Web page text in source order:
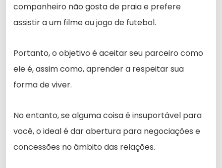
companheiro não gosta de praia e prefere
assistir a um filme ou jogo de futebol.
Portanto, o objetivo é aceitar seu parceiro como
ele é, assim como, aprender a respeitar sua
forma de viver.
No entanto, se alguma coisa é insuportável para
você, o ideal é dar abertura para negociações e
concessões no âmbito das relações.